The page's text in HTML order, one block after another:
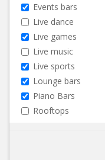
Events bars
Live dance
Live games
Live music
Live sports
Lounge bars
Piano Bars
Rooftops